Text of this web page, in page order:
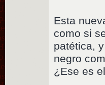
Esta
como si
patética,
negro
¿Ese es